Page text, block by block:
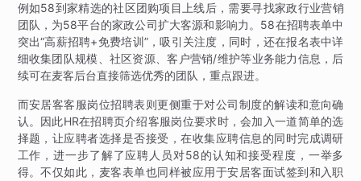
例如58到家精选的社区团购项目上线后，需要寻找家政行业营销
团队，为58平台的家政公司扩大客源和影响力。58在招聘表单中
突出“高薪招聘+免费培训”，吸引关注度，同时，还在报名表中详
细收集团队规模、社区资源、客户营销/维护等业务能力信息，后
续可在麦客后台直接筛选优秀的团队，重点跟进。
而安居客客服岗位招聘表则更侧重于对公司制度的解读和意向确
认。因此HR在招聘页介绍客服岗位要求时，会加入一道简单的选
择题，让应聘者选择是否接受，在收集应聘信息的同时完成调研
工作，进一步了解了应聘人员对58的认知和接受程度，一举多
得。不仅如此，麦客表单也同样被应用于安居客面试签到和入职